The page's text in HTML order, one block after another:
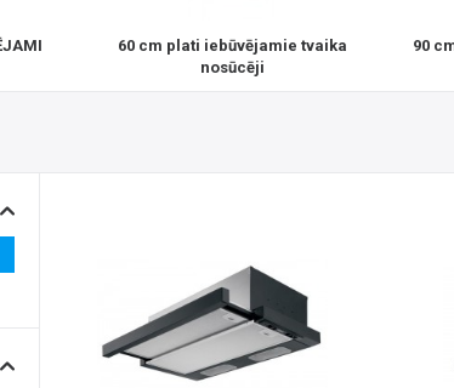
60 cm plati iebūvējamie tvaika
nosūcēji
90